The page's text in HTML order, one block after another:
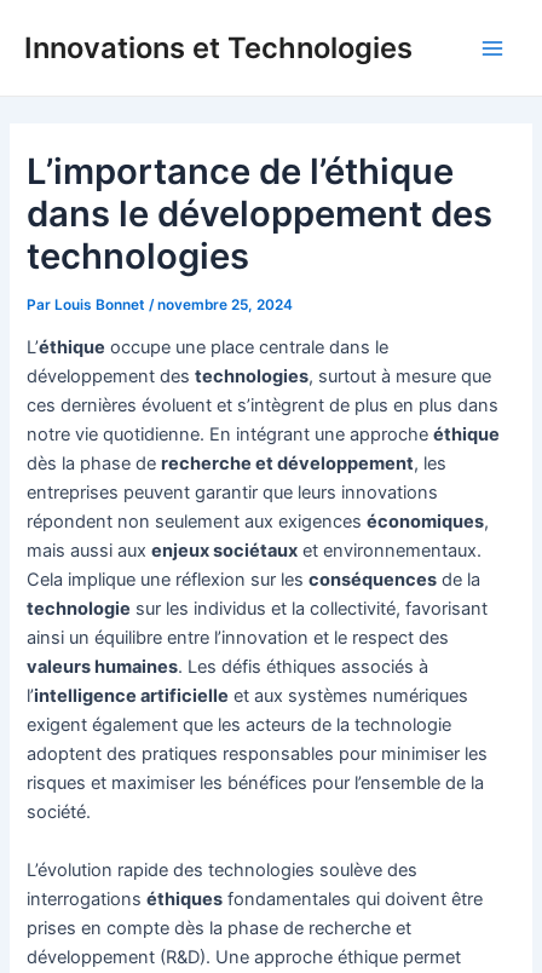
Innovations et Technologies
L’importance de l’éthique
dans le développement des
technologies
ParLouis Bonnet /novembre 25, 2024
L’éthique occupe une place centrale dans le
développement destechnologies, surtout à mesure que
ces dernières évoluent et s’intègrent de plus en plus dans
notre vie quotidienne. En intégrant une approcheéthique
dès la phase derecherche et développement, les
entreprises peuvent garantir que leurs innovations
répondent non seulement aux exigenceséconomiques,
mais aussi auxenjeux sociétaux et environnementaux.
Cela implique une réflexion sur lesconséquences de la
technologie sur les individus et la collectivité, favorisant
ainsi un équilibre entre l’innovation et le respect des
valeurs humaines. Les défis éthiques associés à
l’intelligence artificielle et aux systèmes numériques
exigent également que les acteurs de la technologie
adoptent des pratiques responsables pour minimiser les
risques et maximiser les bénéfices pour l’ensemble de la
société.
L’évolution rapide des technologies soulève des
interrogationséthiques fondamentales qui doivent être
prises en compte dès la phase de recherche et
développement (R&D). Une approche éthique permet